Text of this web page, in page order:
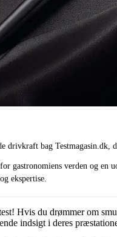
drivkraft bag
gastronomiens verden og en
ekspertise.
Hvis du drømmer om
indsigt i deres